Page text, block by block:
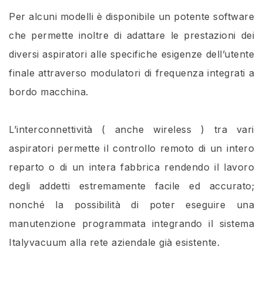
Per alcuni modelli è disponibile un potente software
che permette inoltre di adattare le prestazioni dei
diversi aspiratori alle specifiche esigenze dell’utente
finale attraverso modulatori di frequenza integrati a
bordo macchina.
L’interconnettività ( anche wireless ) tra vari
aspiratori permette il controllo remoto di un intero
reparto o di un intera fabbrica rendendo il lavoro
degli addetti estremamente facile ed accurato;
nonché la possibilità di poter eseguire una
manutenzione programmata integrando il sistema
Italyvacuum alla rete aziendale già esistente.